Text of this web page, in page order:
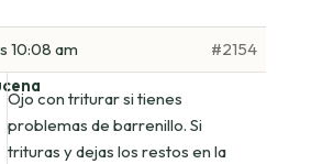
10:08 am
#2154
Ojo con triturar si tienes
problemas de barrenillo. Si
trituras y dejas los restos en la